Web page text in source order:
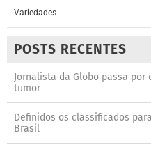
Variedades
POSTS RECENTES
Jornalista da Globo passa
tumor
Definidos os classificados
Brasil